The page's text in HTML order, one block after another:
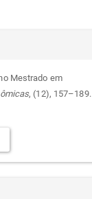
Mestrado em
, (12), 157–189.